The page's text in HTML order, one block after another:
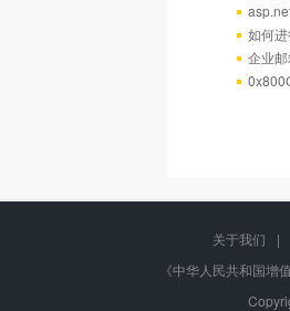
如何
企业
关于我们
|
《中华人民共和国